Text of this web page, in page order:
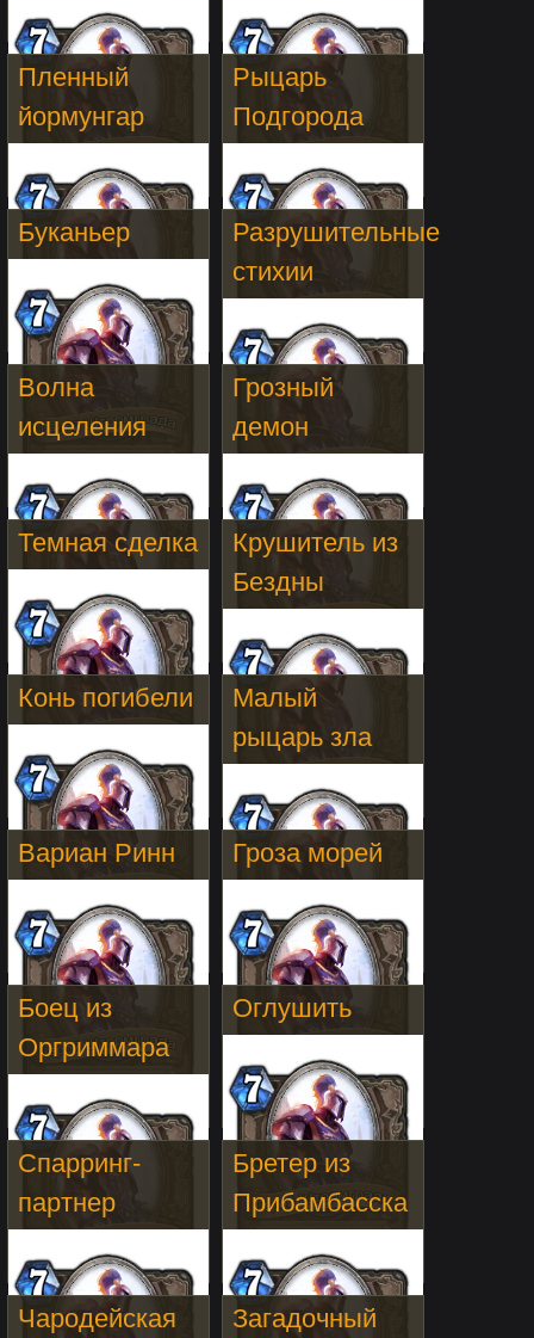
Пленный
йормунгар
Рыцарь
Подгорода
Буканьер
Разрушительные
стихии
Волна
исцеления
Грозный
демон
Темная сделка
Крушитель из
Бездны
Конь погибели
Малый
рыцарь зла
Вариан Ринн Гроза морей
Боец из
Оргриммара
Оглушить
Спарринг-
партнер
Бретер из
Прибамбасска
Чародейская Загадочный